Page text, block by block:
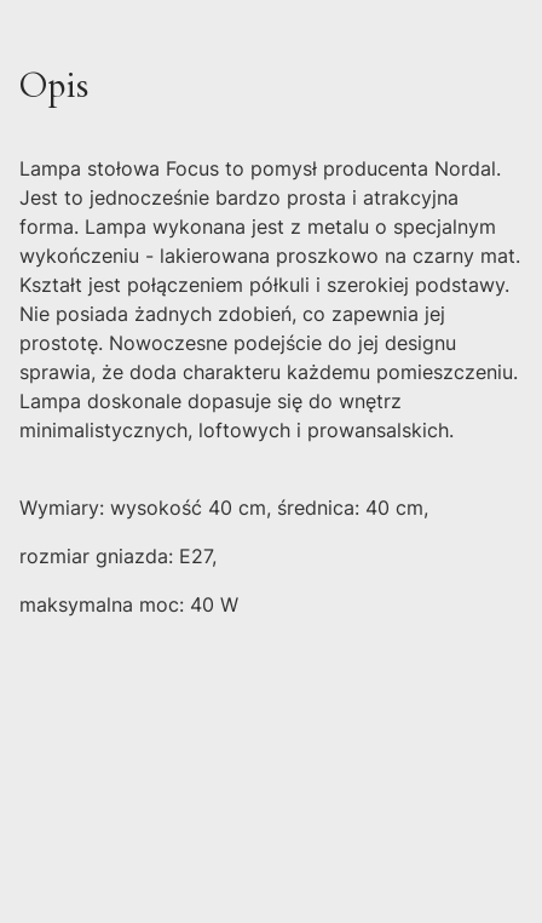
Opis
Lampa stołowa Focus to pomysł producenta Nordal.
Jest to jednocześnie bardzo prosta i atrakcyjna
forma. Lampa wykonana jest z metalu o specjalnym
wykończeniu - lakierowana proszkowo na czarny mat.
Kształt jest połączeniem półkuli i szerokiej podstawy.
Nie posiada żadnych zdobień, co zapewnia jej
prostotę. Nowoczesne podejście do jej designu
sprawia, że doda charakteru każdemu pomieszczeniu.
Lampa doskonale dopasuje się do wnętrz
minimalistycznych, loftowych i prowansalskich.
Wymiary: wysokość 40 cm, średnica: 40 cm,
rozmiar gniazda: E27,
maksymalna moc: 40 W